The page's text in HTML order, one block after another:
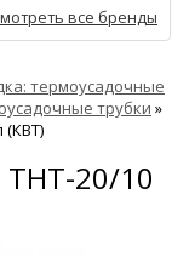
все бренды
термоусадочные
трубки »
(КВТ)
ТНТ-20/10